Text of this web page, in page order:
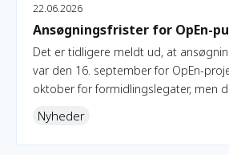
22.06.2026
Ansøgningsfrister for OpEn-
Det er tidligere meldt ud, at
var den 16. september for OpEn-
oktober for formidlingslegater, men
Nyheder